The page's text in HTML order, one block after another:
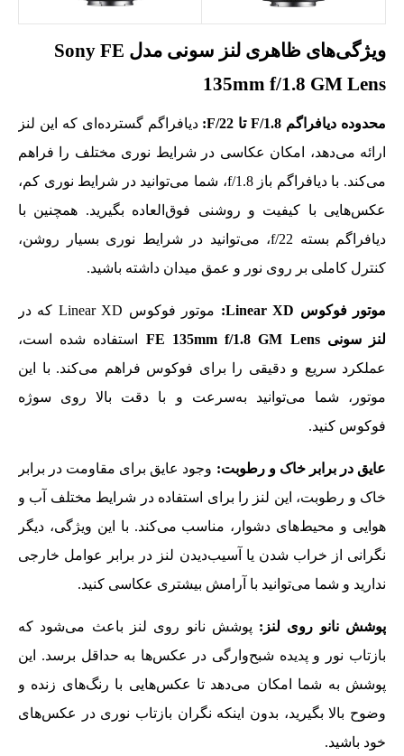
ویژگی‌های ظاهری لنز سونی مدل Sony FE
135mm f/1.8 GM Lens
محدوده دیافراگم F/1.8تا F/22
: دیافراگم گسترده‌ای که این لنز
ارائه می‌دهد، امکان عکاسی در شرایط نوری مختلف را فراهم
می‌کند. با دیافراگم باز f/1.8، شما می‌توانید در شرایط نوری کم،
عکس‌هایی با کیفیت و روشنی فوق‌العاده بگیرید. همچنین با
دیافراگم بسته f/22، می‌توانید در شرایط نوری بسیار روشن،
کنترل کاملی بر روی نور و عمق میدان داشته باشید.
موتور فوکوس Linear XD
: موتور فوکوس Linear XD که در
لنز سونی FE 135mm f/1.8 GM Lens
استفاده شده است،
عملکرد سریع و دقیقی را برای فوکوس فراهم می‌کند. با این
موتور، شما می‌توانید به‌سرعت و با دقت بالا روی سوژه
فوکوس کنید.
عایق در برابر خاک و رطوبت: وجود عایق برای مقاومت در برابر
خاک و رطوبت، این لنز را برای استفاده در شرایط مختلف آب و
هوایی و محیط‌های دشوار، مناسب می‌کند. با این ویژگی، دیگر
نگرانی از خراب شدن یا آسیب‌دیدن لنز در برابر عوامل خارجی
ندارید و شما می‌توانید با آرامش بیشتری عکاسی کنید.
پوشش نانو روی لنز: پوشش نانو روی لنز باعث می‌شود که
بازتاب نور و پدیده شبح‌وارگی در عکس‌ها به حداقل برسد. این
پوشش به شما امکان می‌دهد تا عکس‌هایی با رنگ‌های زنده و
وضوح بالا بگیرید، بدون اینکه نگران بازتاب نوری در عکس‌های
خود باشید.